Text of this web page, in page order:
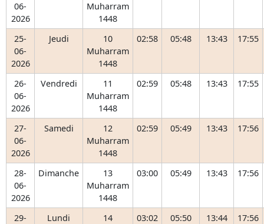
06-
2026
Muharram
1448
25-
06-
2026
Jeudi
10
Muharram
1448
02:58 05:48 13:43 17:55
26-
06-
2026
Vendredi
11
Muharram
1448
02:59 05:48 13:43 17:55
27-
06-
2026
Samedi
12
Muharram
1448
02:59 05:49 13:43 17:56
28-
06-
2026
Dimanche
13
Muharram
1448
03:00 05:49 13:43 17:56
29-
Lundi
14
03:02 05:50 13:44 17:56